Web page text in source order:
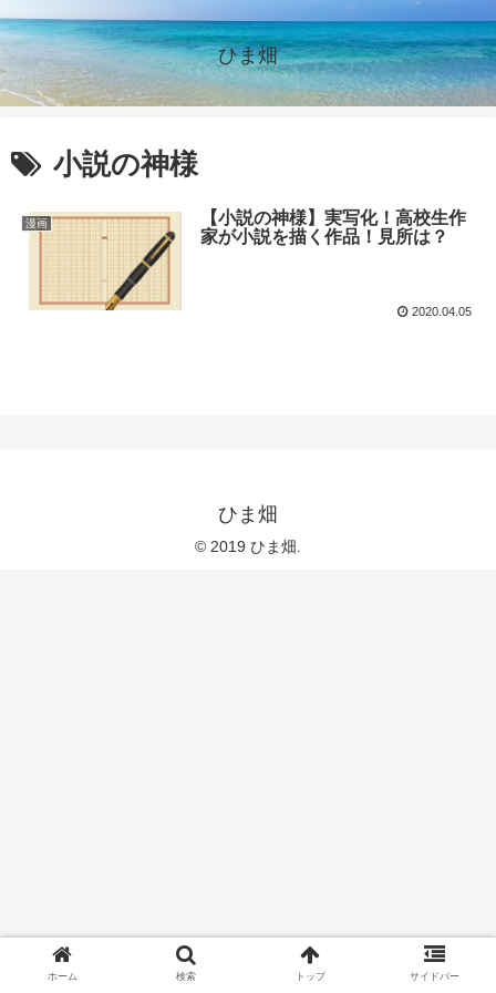
ひま畑
小説の神様
漫画
【小説の神様】実写化！高校生作
家が小説を描く作品！見所は？
2020.04.05
ひま畑
© 2019 ひま畑.
ホーム 検索 トップ サイドバー